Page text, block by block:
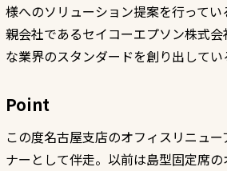
様へのソリューション提案を行ってい
親会社であるセイコーエプソン株式
な業界のスタンダードを創り出してい
Point
この度名古屋支店のオフィスリニュー
ナーとして伴走。以前は島型固定席